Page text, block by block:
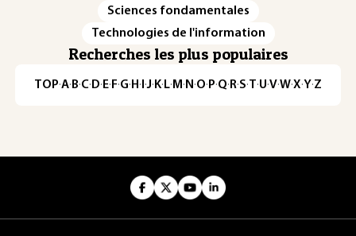
Sciences fondamentales
Technologies de l'information
Recherches les plus populaires
TOP·A·B·C· D· E· F·G· H · ·J· K· L· M · N ·O· P·Q· R·S·T·U·V·W·X·Y·Z